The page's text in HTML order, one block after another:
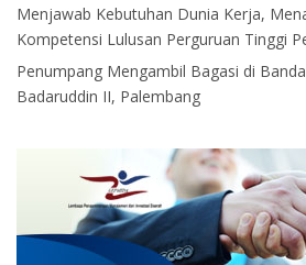
Menjawab Kebutuhan Dunia Kerja,
Kompetensi Lulusan Perguruan Tinggi
Penumpang Mengambil Bagasi di
Badaruddin II, Palembang